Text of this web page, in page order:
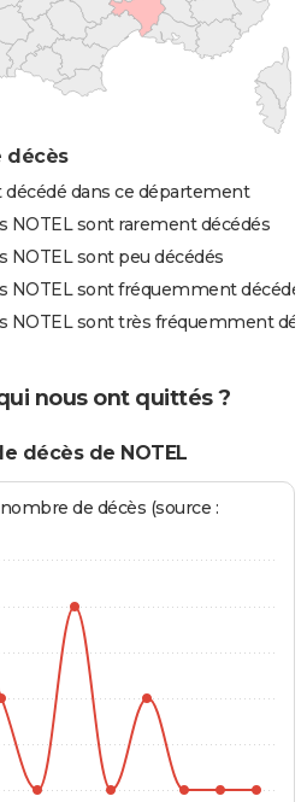
décès
décédé dans ce département
NOTEL sont rarement décédés
NOTEL sont peu décédés
NOTEL sont fréquemment
NOTEL sont très fréquemment
nous ont quittés ?
décès de NOTEL
de décès (source :